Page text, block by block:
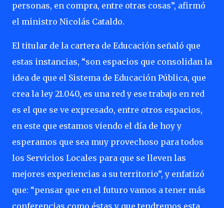
personas, en compra, entre otras cosas”, afirmó
el ministro Nicolás Cataldo.
El titular de la cartera de Educación señaló que
estas instancias, “son espacios que consolidan la
idea de que el Sistema de Educación Pública, que
crea la ley 21.040, es una red y ese trabajo en red
es el que se ve expresado, entre otros espacios,
en este que estamos viendo el día de hoy y
esperamos que sea muy provechoso para todos
los Servicios Locales para que se lleven las
mejores experiencias a su territorio”, y enfatizó
que: “pensar que en el futuro vamos a tener más
conferencias como éstas y que tendremos esta